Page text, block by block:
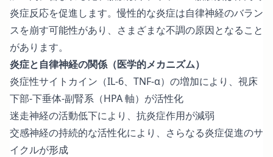
炎症反応を促進します。慢性的な炎症は自律神経のバラン
スを崩す可能性があり、さまざまな不調の原因となること
があります。
炎症と自律神経の関係（医学的メカニズム）
炎症性サイトカイン（IL-6、TNF-α）の増加により、視床
下部-下垂体-副腎系（HPA 軸）が活性化
迷走神経の活動低下により、抗炎症作用が減弱
交感神経の持続的な活性化により、さらなる炎症促進のサ
イクルが形成